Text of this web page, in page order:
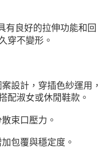
有良好的拉伸功能和回
穿不變形。
設計，穿插色紗運用，
配淑女或休閒鞋款。
束口壓力。
包覆與穩定度。